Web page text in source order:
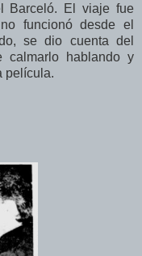
Barceló. El viaje fue
funcionó desde el
se dio cuenta del
calmarlo hablando y
película.